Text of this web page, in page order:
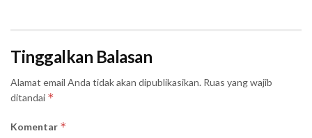
Tinggalkan Balasan
Alamat email Anda tidak akan dipublikasikan. Ruas yang wajib
ditandai *
Komentar *